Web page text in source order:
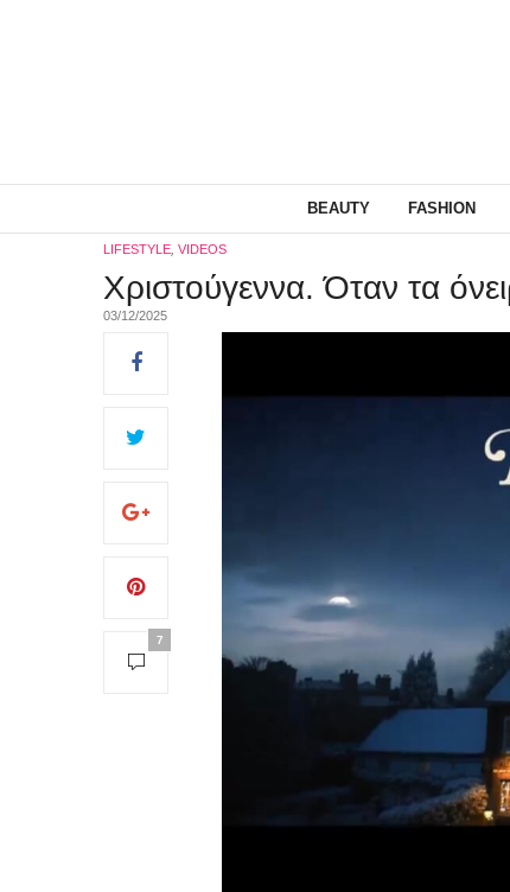
BEAUTY FASHION
LIFESTYLE VIDEOS
Xριστούγεννα. Όταν τα
03/12/2025
7